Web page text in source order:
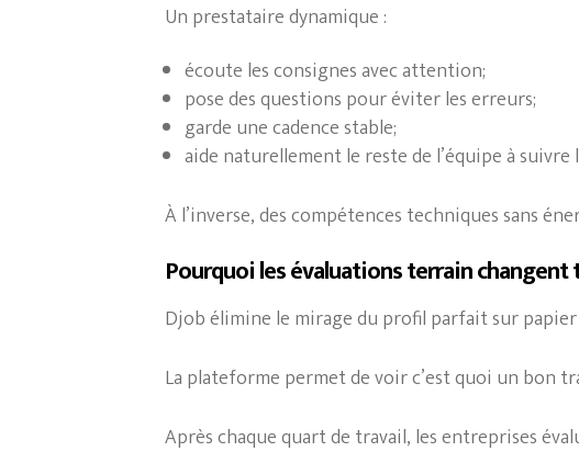
Un prestataire dynamique :
écoute les consignes avec attention;
pose des questions pour éviter les erreurs;
garde une cadence stable;
aide naturellement le reste de l’équipe à suivre
À l’inverse, des compétences techniques sans
Pourquoi les évaluations terrain
Djob élimine le mirage du profil parfait sur
La plateforme permet de voir c’est quoi un bon
Après chaque quart de travail, les entreprises